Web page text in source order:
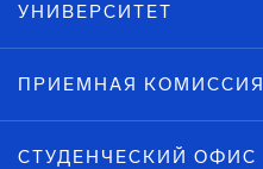
УНИВЕРСИТЕТ
ПРИЕМНАЯ КОМИССИЯ
СТУДЕНЧЕСКИЙ ОФИС